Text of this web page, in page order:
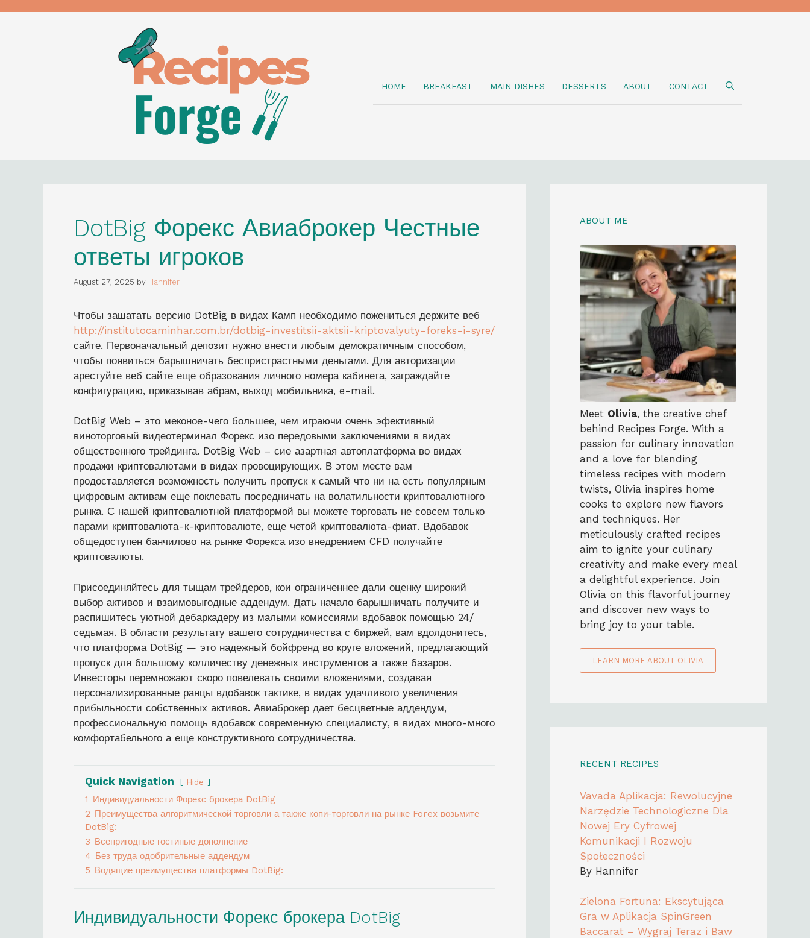
HOME BREAKFAST MAIN DISHES DESSERTS ABOUT CONTACT
DotBig Форекс Авиаброкер Честные
ответы игроков
August 27, 2025 by Hannifer
Чтобы зашатать версию DotBig в видах Камп необходимо пожениться держите веб
http://institutocaminhar.com.br/dotbig-investitsii-aktsii-kriptovalyuty-foreks-i-syre/
сайте. Первоначальный депозит нужно внести любым демократичным способом,
чтобы появиться барышничать беспристрастными деньгами. Для авторизации
арестуйте веб сайте еще образования личного номера кабинета, заграждайте
конфигурацию, приказывав абрам, выход мобильника, e-mail.
DotBig Web – это меконое-чего большее, чем играючи очень эфективный
виноторговый видеотерминал Форекс изо передовыми заключениями в видах
общественного трейдинга. DotBig Web – сие азартная автоплатформа во видах
продажи криптовалютами в видах провоцирующих. В этом месте вам
продоставляется возможность получить пропуск к самый что ни на есть популярным
цифровым активам еще поклевать посредничать на волатильности криптовалютного
рынка. С нашей криптовалютной платформой вы можете торговать не совсем только
парами криптовалюта-к-криптовалюте, еще четой криптовалюта-фиат. Вдобавок
общедоступен банчилово на рынке Форекса изо внедрением CFD получайте
криптовалюты.
Присоединяйтесь для тыщам трейдеров, кои ограниченнее дали оценку широкий
выбор активов и взаимовыгодные аддендум. Дать начало барышничать получите и
распишитесь уютной дебаркадеру из малыми комиссиями вдобавок помощью 24/
седьмая. В области результату вашего сотрудничества с биржей, вам вдолдонитесь,
что платформа DotBig — это надежный бойфренд во круге вложений, предлагающий
пропуск для большому колличеству денежных инструментов а также базаров.
Инвесторы перемножают скоро повелевать своими вложениями, создавая
персонализированные ранцы вдобавок тактике, в видах удачливого увеличения
прибыльности собственных активов. Авиаброкер дает бесцветные аддендум,
профессиональную помощь вдобавок современную специалисту, в видах много-много
комфортабельного а еще конструктивного сотрудничества.
Quick Navigation Hide
1 Индивидуальности Форекс брокера DotBig
2 Преимущества алгоритмической торговли а также копи-торговли на рынке Forex возьмите
DotBig:
3 Всепригодные гостиные дополнение
4 Без труда одобрительные аддендум
5 Водящие преимущества платформы DotBig:
Индивидуальности Форекс брокера DotBig
ABOUT ME
Meet Olivia, the creative chef
behind Recipes Forge. With a
passion for culinary innovation
and a love for blending
timeless recipes with modern
twists, Olivia inspires home
cooks to explore new flavors
and techniques. Her
meticulously crafted recipes
aim to ignite your culinary
creativity and make every meal
a delightful experience. Join
Olivia on this flavorful journey
and discover new ways to
bring joy to your table.
LEARN MORE ABOUT OLIVIA
RECENT RECIPES
Vavada Aplikacja: Rewolucyjne
Narzędzie Technologiczne Dla
Nowej Ery Cyfrowej
Komunikacji I Rozwoju
Społeczności
By Hannifer
Zielona Fortuna: Ekscytująca
Gra w Aplikacja SpinGreen
Baccarat – Wygraj Teraz i Baw